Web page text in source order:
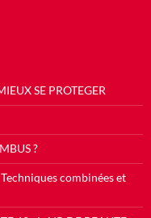
SE PROTEGER
?
combinées et